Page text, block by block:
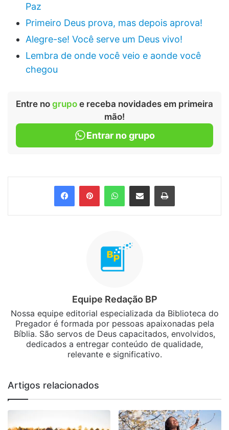
Paz
Primeiro Deus prova, mas depois aprova!
Alegre-se! Você serve um Deus vivo!
Lembra de onde você veio e aonde você
chegou
Entre no grupo e receba novidades em primeira
mão!
Entrar no grupo
FacebookPinterestWhatsApp
Compartilhar via e-mail Imprimir
Equipe Redação BP
Nossa equipe editorial especializada da Biblioteca do
Pregador é formada por pessoas apaixonadas pela
Bíblia. São servos de Deus capacitados, envolvidos,
dedicados a entregar conteúdo de qualidade,
relevante e significativo.
Artigos relacionados